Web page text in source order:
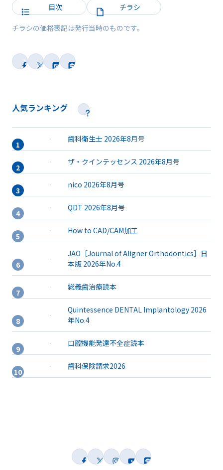
目次 チラシ
チラシの価格表記は発行当時のものです。
人気ランキング
歯科衛生士 2026年8月号
ザ・クインテッセンス 2026年8月号
nico 2026年8月号
QDT 2026年8月号
How to CAD/CAM加工
JAO［Journal of Aligner Orthodontics］日
本版 2026年No.4
総義歯治療読本
Quintessence DENTAL Implantology 2026
年No.4
口腔機能発達不全症読本
歯科保険請求2026